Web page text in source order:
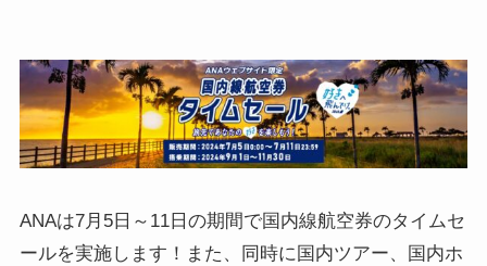
ANAは7月5日～11日の期間で国内線航空券のタイムセ
ールを実施します！また、同時に国内ツアー、国内ホ